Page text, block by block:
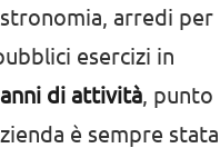
arredi per
esercizi in
di attività , punto
è sempre stata